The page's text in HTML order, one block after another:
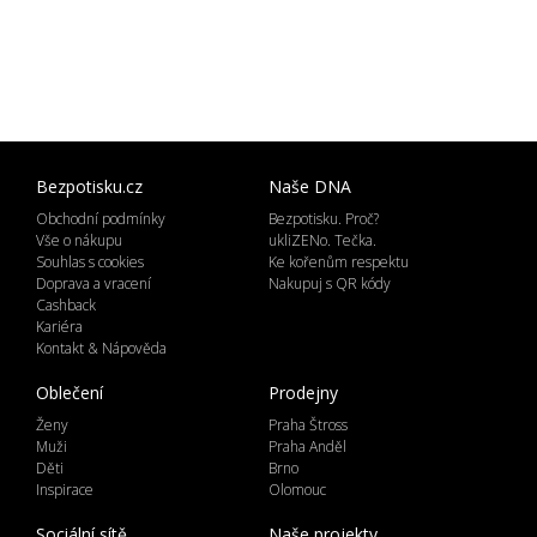
Bezpotisku.cz
Obchodní podmínky
Vše o nákupu
Souhlas s cookies
Doprava a vracení
Cashback
Kariéra
Kontakt & Nápověda
Naše DNA
Bezpotisku. Proč?
ukliZENo. Tečka.
Ke kořenům respektu
Nakupuj s QR kódy
Oblečení
Ženy
Muži
Děti
Inspirace
Prodejny
Praha Štross
Praha Anděl
Brno
Olomouc